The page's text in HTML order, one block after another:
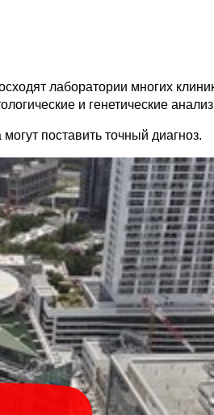
лаборатории многих
и генетические
поставить точный диагноз.